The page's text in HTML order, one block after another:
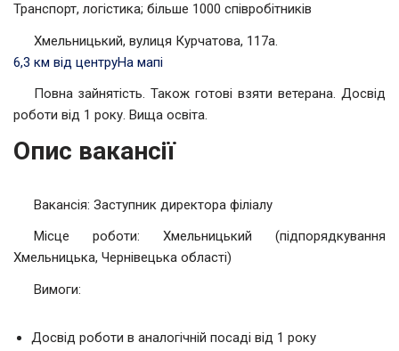
Транспорт, логістика; більше 1000 співробітників
Хмельницький, вулиця Курчатова, 117а.
6,3 км від центруНа мапі
Повна зайнятість. Також готові взяти ветерана. Досвід
роботи від 1 року. Вища освіта.
Опис вакансії
Вакансія: Заступник директора філіалу
Місце роботи: Хмельницький (підпорядкування
Хмельницька, Чернівецька області)
Вимоги:
Досвід роботи в аналогічній посаді від 1 року